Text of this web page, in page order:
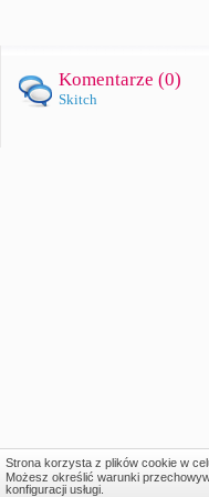
Komentarze (0)
Skitch
Strona korzysta z plików cookie w
Możesz określić warunki
konfiguracji usługi.